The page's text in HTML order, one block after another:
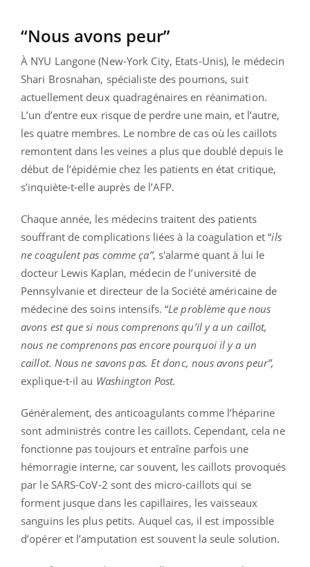
“Nous avons peur”
À NYU Langone (New-York City, Etats-Unis), le médecin
Shari Brosnahan, spécialiste des poumons, suit
actuellement deux quadragénaires en réanimation.
L’un d’entre eux risque de perdre une main, et l’autre,
les quatre membres. Le nombre de cas où les caillots
remontent dans les veines a plus que doublé depuis le
début de l’épidémie chez les patients en état critique,
s’inquiète-t-elle auprès de l’AFP.
Chaque année, les médecins traitent des patients
souffrant de complications liées à la coagulation et “ils
ne coagulent pas comme ça”, s'alarme quant à lui le
docteur Lewis Kaplan, médecin de l’université de
Pennsylvanie et directeur de la Société américaine de
médecine des soins intensifs. “Le problème que nous
avons est que si nous comprenons qu’il y a un caillot,
nous ne comprenons pas encore pourquoi il y a un
caillot. Nous ne savons pas. Et donc, nous avons peur”,
explique-t-il au Washington Post.
Généralement, des anticoagulants comme l’héparine
sont administrés contre les caillots. Cependant, cela ne
fonctionne pas toujours et entraîne parfois une
hémorragie interne, car souvent, les caillots provoqués
par le SARS-CoV-2 sont des micro-caillots qui se
forment jusque dans les capillaires, les vaisseaux
sanguins les plus petits. Auquel cas, il est impossible
d’opérer et l’amputation est souvent la seule solution.